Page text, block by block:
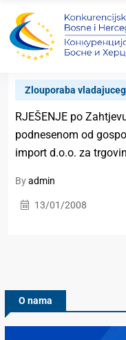
Zlouporaba
RJEŠENJE po
podnesenom od
import d.o.o. za
Byadmin
13/01/2008
O nama